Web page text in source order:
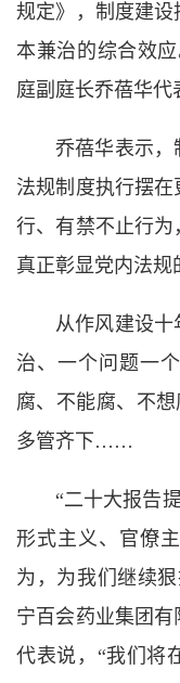
规定》，制度建
本兼治的综合效
庭副庭长乔蓓华代
乔蓓华表示，
法规制度执行摆
行、有禁不止行为
真正彰显党内法规
从作风建设十
治、一个问题一
腐、不能腐、不想
多管齐下……
“二十大报告
形式主义、官僚
为，为我们继续
宁百会药业集团
代表说，“我们将